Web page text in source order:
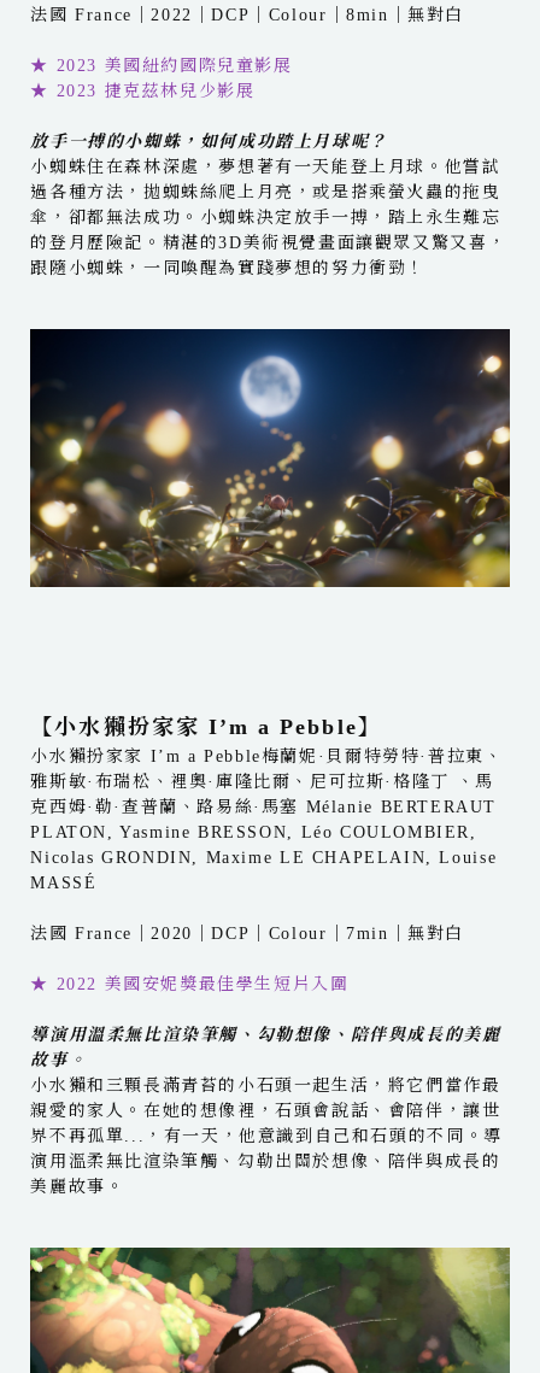
法國 France｜2022｜DCP｜Colour｜8min｜無對白
★ 2023 美國紐約國際兒童影展
★ 2023 捷克茲林兒少影展
放手一搏的小蜘蛛，如何成功踏上月球呢？
小蜘蛛住在森林深處，夢想著有一天能登上月球。他嘗試
過各種方法，拋蜘蛛絲爬上月亮，或是搭乘螢火蟲的拖曳
傘，卻都無法成功。小蜘蛛決定放手一搏，踏上永生難忘
的登月歷險記。精湛的3D美術視覺畫面讓觀眾又驚又喜，
跟隨小蜘蛛，一同喚醒為實踐夢想的努力衝勁！
【小水獺扮家家 I’m a Pebble】
​​​​​​​小水獺扮家家 I’m a Pebble梅蘭妮·貝爾特勞特·普拉東、
雅斯敏·布瑞松、裡奧·庫隆比爾、尼可拉斯·格隆丁 、馬
克西姆·勒·查普蘭、路易絲·馬塞 Mélanie BERTERAUT
PLATON, Yasmine BRESSON, Léo COULOMBIER,
Nicolas GRONDIN, Maxime LE CHAPELAIN, Louise
MASSÉ
法國 France｜2020｜DCP｜Colour｜7min｜無對白
★ 2022 美國安妮獎最佳學生短片入圍
導演用溫柔無比渲染筆觸、勾勒想像、陪伴與成長的美麗
故事。
小水獺和三顆長滿青苔的小石頭一起生活，將它們當作最
親愛的家人。在她的想像裡，石頭會說話、會陪伴，讓世
界不再孤單...，有一天，他意識到自己和石頭的不同。導
演用溫柔無比渲染筆觸、勾勒出關於想像、陪伴與成長的
美麗故事。